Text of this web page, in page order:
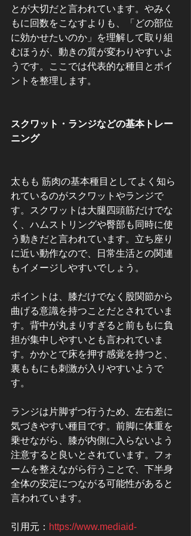
とが大切だと言われています。やみく
もに回数をこなすよりも、「どの部位
に効かせたいのか」を理解して取り組
むほうが、動きの質が変わりやすいよ
うです。ここでは代表的な種目とポイ
ントを整理します。
スクワット・ランジなどの基本トレー
ニング
太もも 筋肉の基本種目としてよく知ら
れているのがスクワットやランジで
す。スクワットは大腿四頭筋だけでな
く、ハムストリングや臀部も同時に使
う動きだと言われています。立ち座り
に近い動作なので、日常生活との関連
もイメージしやすいでしょう。
ポイントは、膝だけでなく股関節から
曲げる意識を持つことだとされていま
す。背中が丸まりすぎると前ももに負
担が集中しやすいとも言われていま
す。かかとで床を押す感覚を持つと、
裏ももにも刺激が入りやすいようで
す。
ランジは片脚ずつ行うため、左右差に
気づきやすい種目です。前脚に体重を
乗せながら、膝が内側に入らないよう
注意すると良いとされています。フォ
ームを整えながら行うことで、下半身
全体の安定につながる可能性があると
言われています。
引用元： https://www.mediaid-